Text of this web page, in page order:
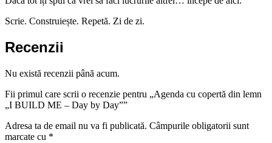
Scrie. Construiește. Repetă. Zi de zi.
Recenzii
Nu există recenzii până acum.
Fii primul care scrii o recenzie pentru „Agenda cu copertă din lemn
„I BUILD ME – Day by Day””
Adresa ta de email nu va fi publicată. Câmpurile obligatorii sunt
marcate cu *